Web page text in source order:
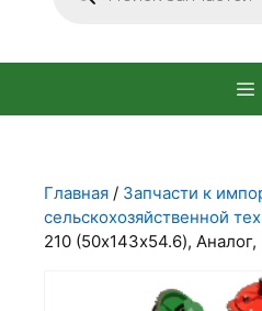
Главная / Запчасти к
сельскохозяйственной
210 (50х143х54.6), Аналог,